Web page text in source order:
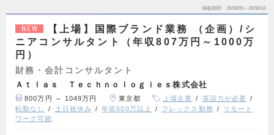
掲載期間 26/08/05～26/08/18
NEW
【上場】国際ブランド業務 （企画）/シ
ニアコンサルタント（年収807万円～1000万
円）
財務・会計コンサルタント
Ａｔｌａｓ Ｔｅｃｈｎｏｌｏｇｉｅｓ株式会社
800万円 ～ 1049万円 東京都 上場企業
英語力が必要
転勤なし
土日祝休み 年収600万以上 フレックス勤務
リモート
ワーク可能